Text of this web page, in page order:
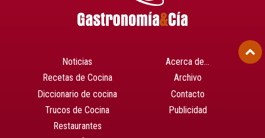
Noticias
Recetas de Cocina
Diccionario de cocina
Trucos de Cocina
Restaurantes
Acerca de…
Archivo
Contacto
Publicidad